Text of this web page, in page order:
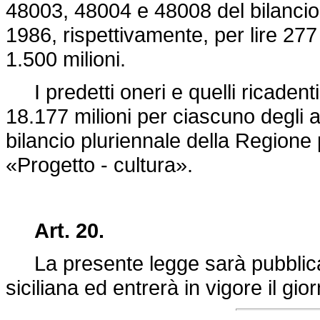
48003, 48004 e 48008 del
1986, rispettivamente, per lire
1.500 milioni.
I predetti oneri e quelli
18.177 milioni per ciascuno degli
bilancio pluriennale della
«Progetto - cultura».
Art. 20.
La presente legge sarà
siciliana ed entrerà in vigore il